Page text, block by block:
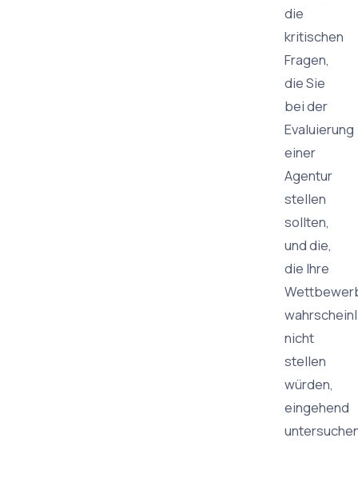
die
kritischen
Fragen,
die Sie
bei der
Evaluierung
einer
Agentur
stellen
sollten,
und die,
die Ihre
nicht
stellen
würden,
eingehend